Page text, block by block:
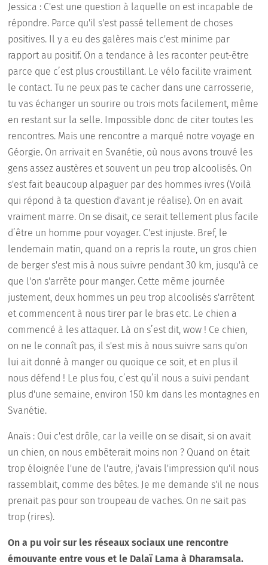
Jessica : C'est une question à laquelle on est incapable de
répondre. Parce qu'il s'est passé tellement de choses
positives. Il y a eu des galères mais c'est minime par
rapport au positif. On a tendance à les raconter peut-être
parce que c’est plus croustillant. Le vélo facilite vraiment
le contact. Tu ne peux pas te cacher dans une carrosserie,
tu vas échanger un sourire ou trois mots facilement, même
en restant sur la selle. Impossible donc de citer toutes les
rencontres. Mais une rencontre a marqué notre voyage en
Géorgie. On arrivait en Svanétie, où nous avons trouvé les
gens assez austères et souvent un peu trop alcoolisés. On
s'est fait beaucoup alpaguer par des hommes ivres (Voilà
qui répond à ta question d'avant je réalise). On en avait
vraiment marre. On se disait, ce serait tellement plus facile
d’être un homme pour voyager. C'est injuste. Bref, le
lendemain matin, quand on a repris la route, un gros chien
de berger s'est mis à nous suivre pendant 30 km, jusqu'à ce
que l'on s'arrête pour manger. Cette même journée
justement, deux hommes un peu trop alcoolisés s'arrêtent
et commencent à nous tirer par le bras etc. Le chien a
commencé à les attaquer. Là on s’est dit, wow ! Ce chien,
on ne le connaît pas, il s'est mis à nous suivre sans qu'on
lui ait donné à manger ou quoique ce soit, et en plus il
nous défend ! Le plus fou, c’est qu’il nous a suivi pendant
plus d'une semaine, environ 150 km dans les montagnes en
Svanétie.
Anaïs : Oui c'est drôle, car la veille on se disait, si on avait
un chien, on nous embêterait moins non ? Quand on était
trop éloignée l'une de l'autre, j'avais l'impression qu'il nous
rassemblait, comme des bêtes. Je me demande s'il ne nous
prenait pas pour son troupeau de vaches. On ne sait pas
trop (rires).
On a pu voir sur les réseaux sociaux une rencontre
émouvante entre vous et le Dalaï Lama à Dharamsala.